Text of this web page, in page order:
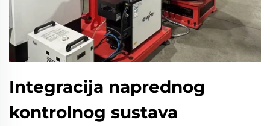
Integracija naprednog
kontrolnog sustava